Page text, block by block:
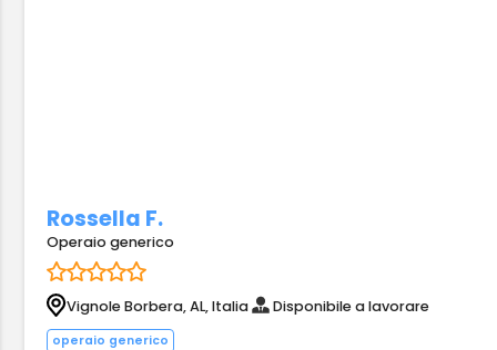
Rossella F.
Operaio generico
Vignole Borbera, AL, Italia Disponibile a lavorare
operaio generico